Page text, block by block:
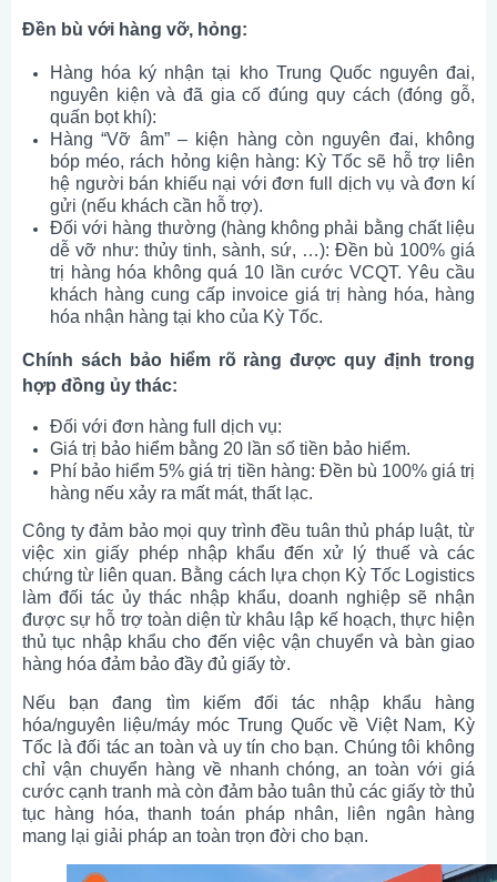
Đền bù với hàng vỡ, hỏng:
Hàng hóa ký nhận tại kho Trung Quốc nguyên đai,
nguyên kiện và đã gia cố đúng quy cách (đóng gỗ,
quấn bọt khí):
Hàng “Vỡ âm” – kiện hàng còn nguyên đai, không
bóp méo, rách hỏng kiện hàng: Kỳ Tốc sẽ hỗ trợ liên
hệ người bán khiếu nại với đơn full dịch vụ và đơn kí
gửi (nếu khách cần hỗ trợ).
Đối với hàng thường (hàng không phải bằng chất liệu
dễ vỡ như: thủy tinh, sành, sứ, …): Đền bù 100% giá
trị hàng hóa không quá 10 lần cước VCQT. Yêu cầu
khách hàng cung cấp invoice giá trị hàng hóa, hàng
hóa nhận hàng tại kho của Kỳ Tốc.
Chính sách bảo hiểm rõ ràng được quy định trong
hợp đồng ủy thác:
Đối với đơn hàng full dịch vụ:
Giá trị bảo hiểm bằng 20 lần số tiền bảo hiểm.
Phí bảo hiểm 5% giá trị tiền hàng: Đền bù 100% giá trị
hàng nếu xảy ra mất mát, thất lạc.
Công ty đảm bảo mọi quy trình đều tuân thủ pháp luật, từ
việc xin giấy phép nhập khẩu đến xử lý thuế và các
chứng từ liên quan. Bằng cách lựa chọn Kỳ Tốc Logistics
làm đối tác ủy thác nhập khẩu, doanh nghiệp sẽ nhận
được sự hỗ trợ toàn diện từ khâu lập kế hoạch, thực hiện
thủ tục nhập khẩu cho đến việc vận chuyển và bàn giao
hàng hóa đảm bảo đầy đủ giấy tờ.
Nếu bạn đang tìm kiếm đối tác nhập khẩu hàng
hóa/nguyên liệu/máy móc Trung Quốc về Việt Nam, Kỳ
Tốc là đối tác an toàn và uy tín cho bạn. Chúng tôi không
chỉ vận chuyển hàng về nhanh chóng, an toàn với giá
cước cạnh tranh mà còn đảm bảo tuân thủ các giấy tờ thủ
tục hàng hóa, thanh toán pháp nhân, liên ngân hàng
mang lại giải pháp an toàn trọn đời cho bạn.